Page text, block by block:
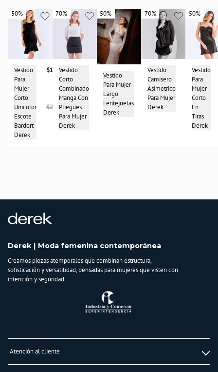
Importador:
BAGUER
Cuidado y Lavado
lavar en maquina, no usar blanqueadores, planchar a temperatura tibia, lavar y
secar con colores similares
Composición:
97% algodon
3% spandex
50%
50%
Vestido
Para
Mujer
Corto
Unicolor
Escote
Bardort
Derek
$138.950
$277.950
70%
70%
Vestido
Corto
Combinado
Manga Con
Pliegues
Para Mujer
Derek
$157.950
50%
50%
Vestido
Para Mujer
Largo
Lentejuelas
Derek
$248.975
$497.950
70%
70%
Vestido
Camisero
Asimetrico
Para Mujer
Derek
$41.950
$139.950
50%
50%
Vestido
Para
Mujer
Corto
En
Tiras
Derek
Derek | Moda femenina contemporánea
Creamos piezas atemporales que combinan estructura,
sofisticación y versatilidad, pensadas para mujeres que visten con
intención y seguridad.
Atención al cliente